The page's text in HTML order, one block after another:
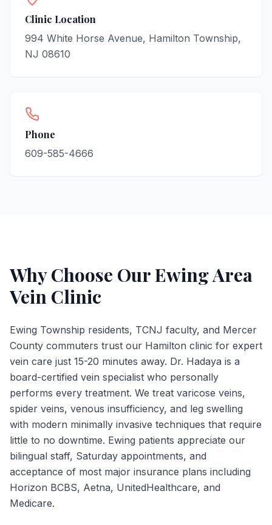
Clinic Location
994 White Horse Avenue, Hamilton Township,
NJ 08610
Phone
609-585-4666
Why Choose OurEwingArea
Vein Clinic
Ewing Township residents, TCNJ faculty, and Mercer
County commuters trust our Hamilton clinic for expert
vein care just 15-20 minutes away. Dr. Hadaya is a
board-certified vein specialist who personally
performs every treatment. We treat varicose veins,
spider veins, venous insufficiency, and leg swelling
with modern minimally invasive techniques that require
little to no downtime. Ewing patients appreciate our
bilingual staff, Saturday appointments, and
acceptance of most major insurance plans including
Horizon BCBS, Aetna, UnitedHealthcare, and
Medicare.